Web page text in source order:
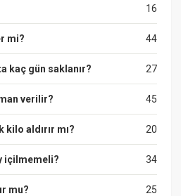
16
44
mi?
27
kaç gün saklanır?
45
verilir?
20
kilo aldırır mı?
34
içilmemeli?
25
mu?